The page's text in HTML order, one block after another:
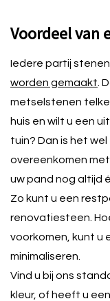
Voordeel van
Iedere partij
worden gemaakt .
metselstenen
huis en wilt u een
tuin? Dan is het
overeenkomen
uw pand nog altijd
Zo kunt u een
renovatiesteen.
voorkomen, kunt u
minimaliseren.
Vind u bij ons
kleur, of heeft u